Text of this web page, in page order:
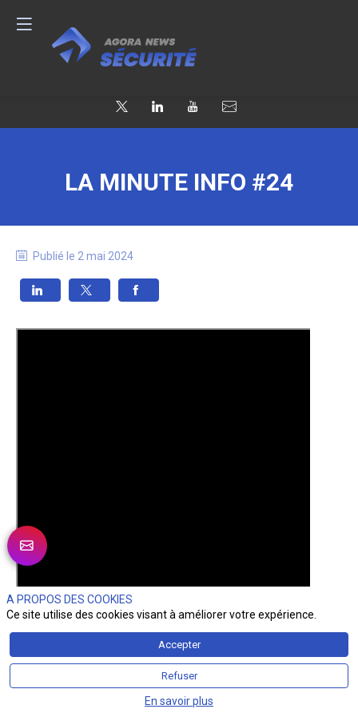
LA MINUTE INFO #24
Publié le 2 mai 2024
A PROPOS DES COOKIES
Ce site utilise des cookies visant à améliorer votre expérience.
Accepter
Refuser
En savoir plus